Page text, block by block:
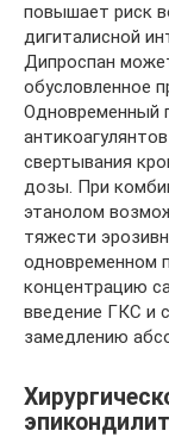
повышает риск
дигиталисной
Дипроспан
обусловленное
Одновременный
свертывания
дозы. При
этанолом
тяжести
одновременном
концентрацию
введение ГКС и
замедлению